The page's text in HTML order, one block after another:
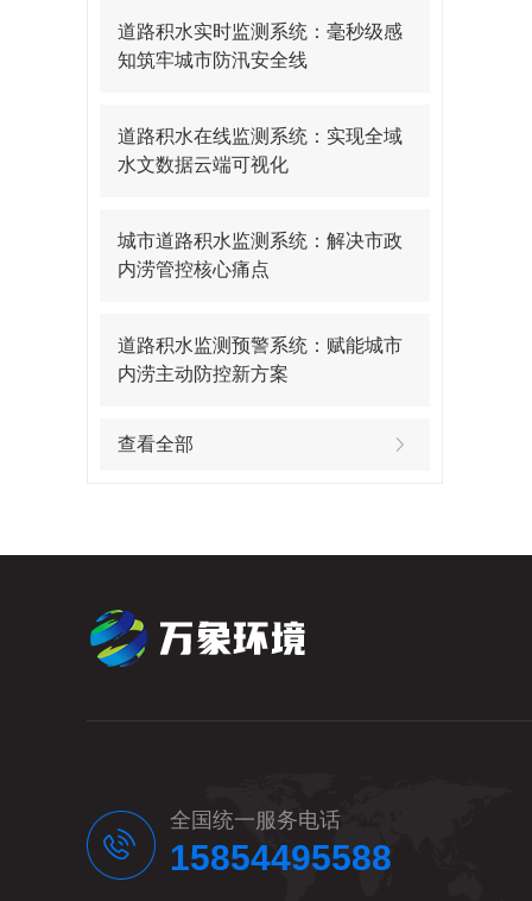
道路积水实时监测系统：毫秒级感
知筑牢城市防汛安全线
道路积水在线监测系统：实现全域
水文数据云端可视化
城市道路积水监测系统：解决市政
内涝管控核心痛点
道路积水监测预警系统：赋能城市
内涝主动防控新方案
查看全部
全国统一服务电话
15854495588